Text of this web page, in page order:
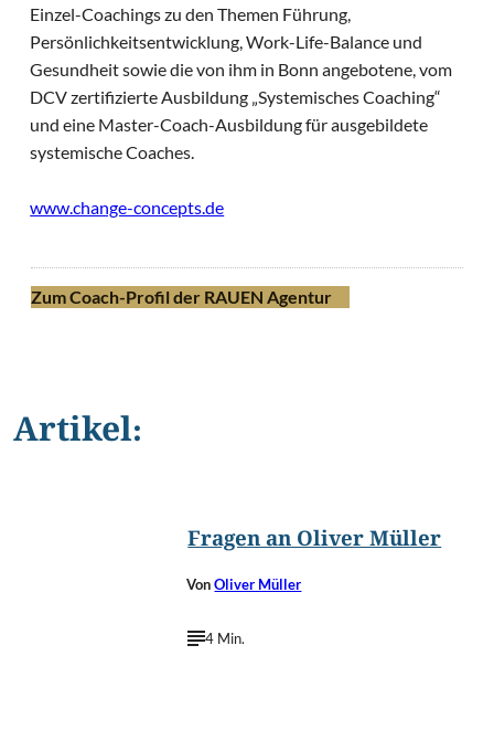
Einzel-Coachings zu den Themen Führung,
Persönlichkeitsentwicklung, Work-Life-Balance und
Gesundheit sowie die von ihm in Bonn angebotene, vom
DCV zertifizierte Ausbildung „Systemisches Coaching“
und eine Master-Coach-Ausbildung für ausgebildete
systemische Coaches.
www.change-concepts.de
Zum Coach-Profil der RAUEN Agentur
Artikel:
Fragen an Oliver Müller
VonOliver Müller
4 Min.